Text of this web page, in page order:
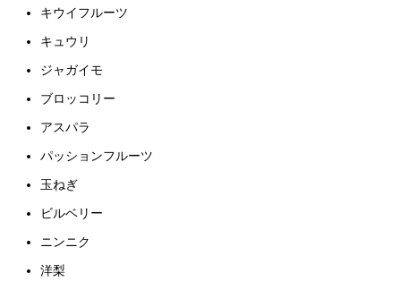
キウイフルーツ
キュウリ
ジャガイモ
ブロッコリー
アスパラ
パッションフルーツ
玉ねぎ
ビルベリー
ニンニク
洋梨